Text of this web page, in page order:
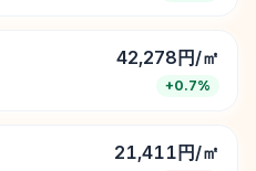
42,278円/㎡
+0.7%
21,411円/㎡